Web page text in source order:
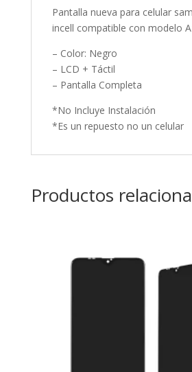
Pantalla nueva para celular
incell compatible con modelo
– Color: Negro
– LCD + Táctil
– Pantalla Completa
*No Incluye Instalación
*Es un repuesto no un celular
Productos